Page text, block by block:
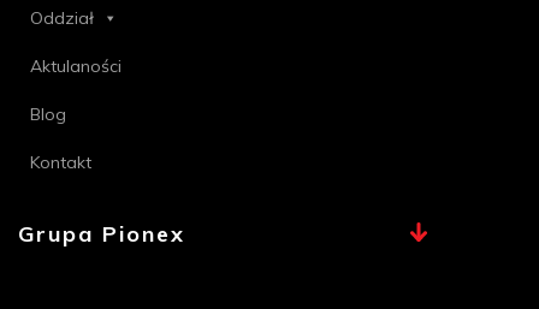
Oddział
Aktulaności
Blog
Kontakt
Grupa Pionex